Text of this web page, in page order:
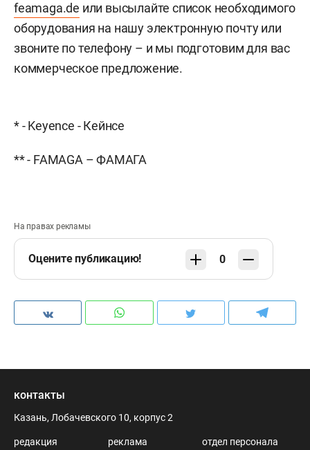
feamaga.de или высылайте список необходимого
оборудования на нашу электронную почту или
звоните по телефону – и мы подготовим для вас
коммерческое предложение.
* - Keyence - Кейнсе
** - FAMAGA – ФАМАГА
На правах рекламы
Оцените публикацию! 0
контакты
Казань, Лобачевского 10, корпус 2
редакция
реклама
отдел персонала